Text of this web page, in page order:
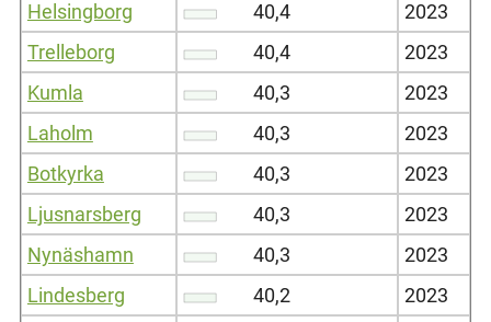
Helsingborg
40,4
2023
Trelleborg
40,4
2023
Kumla
40,3
2023
Laholm
40,3
2023
Botkyrka
40,3
2023
Ljusnarsberg
40,3
2023
Nynäshamn
40,3
2023
Lindesberg
40,2
2023